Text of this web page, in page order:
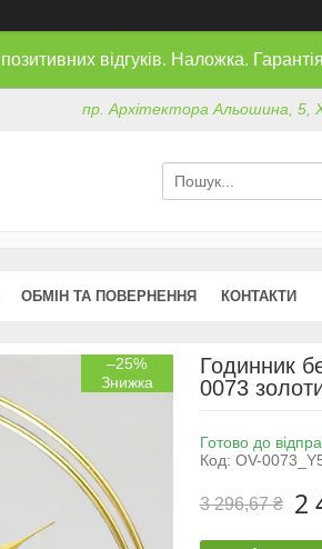
відгуків. Наложка.
пр. Архітектора Альошина, 5,
ОБМІН ТА ПОВЕРНЕННЯ КОНТАКТИ
–25%
Годинник
0073
Готово до
Код: OV-
3 296,67 ₴ 2